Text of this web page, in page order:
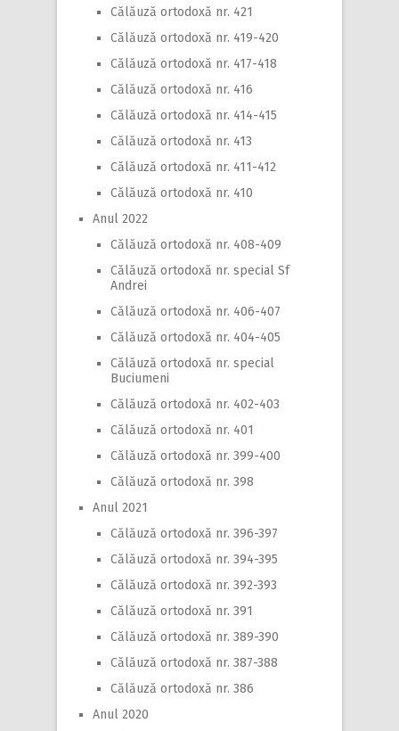
Călăuză ortodoxă nr. 421
Călăuză ortodoxă nr. 419-420
Călăuză ortodoxă nr. 417-418
Călăuză ortodoxă nr. 416
Călăuză ortodoxă nr. 414-415
Călăuză ortodoxă nr. 413
Călăuză ortodoxă nr. 411-412
Călăuză ortodoxă nr. 410
Anul 2022
Călăuză ortodoxă nr. 408-409
Călăuză ortodoxă nr. special Sf
Andrei
Călăuză ortodoxă nr. 406-407
Călăuză ortodoxă nr. 404-405
Călăuză ortodoxă nr. special
Buciumeni
Călăuză ortodoxă nr. 402-403
Călăuză ortodoxă nr. 401
Călăuză ortodoxă nr. 399-400
Călăuză ortodoxă nr. 398
Anul 2021
Călăuză ortodoxă nr. 396-397
Călăuză ortodoxă nr. 394-395
Călăuză ortodoxă nr. 392-393
Călăuză ortodoxă nr. 391
Călăuză ortodoxă nr. 389-390
Călăuză ortodoxă nr. 387-388
Călăuză ortodoxă nr. 386
Anul 2020